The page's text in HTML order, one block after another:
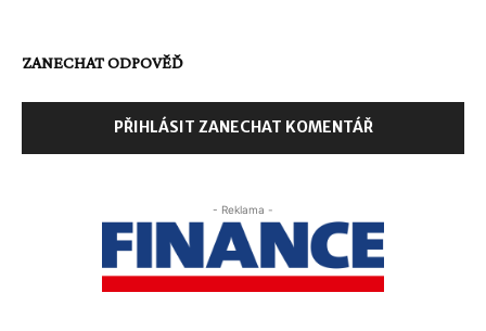
ZANECHAT ODPOVĚĎ
PŘIHLÁSIT ZANECHAT KOMENTÁŘ
- Reklama -